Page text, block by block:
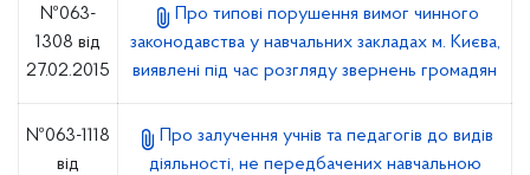
№063-
1308 від
27.02.2015
Про типові порушення вимог чинного
законодавства у навчальних закладах м. Києва,
виявлені під час розгляду звернень громадян
№063-1118
від
Про залучення учнів та педагогів до видів
діяльності, не передбачених навчальною